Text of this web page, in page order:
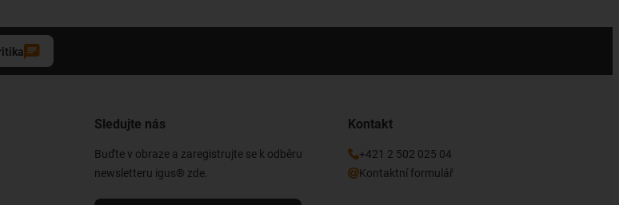
Sledujte nás
Buďte v obraze a zaregistrujte se k odběru
newsletteru igus® zde.
Kontakt
+421 2 502 025 04
Kontaktní formulář